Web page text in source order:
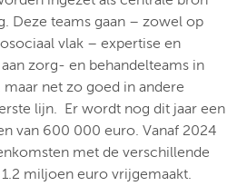
Deze teams gaan – zowel op
vlak – expertise en
zorg- en behandelteams in
net zo goed in andere
lijn. ​ Er wordt nog dit jaar een
van 600 000 euro. Vanaf 2024
met de verschillende
miljoen euro vrijgemaakt.